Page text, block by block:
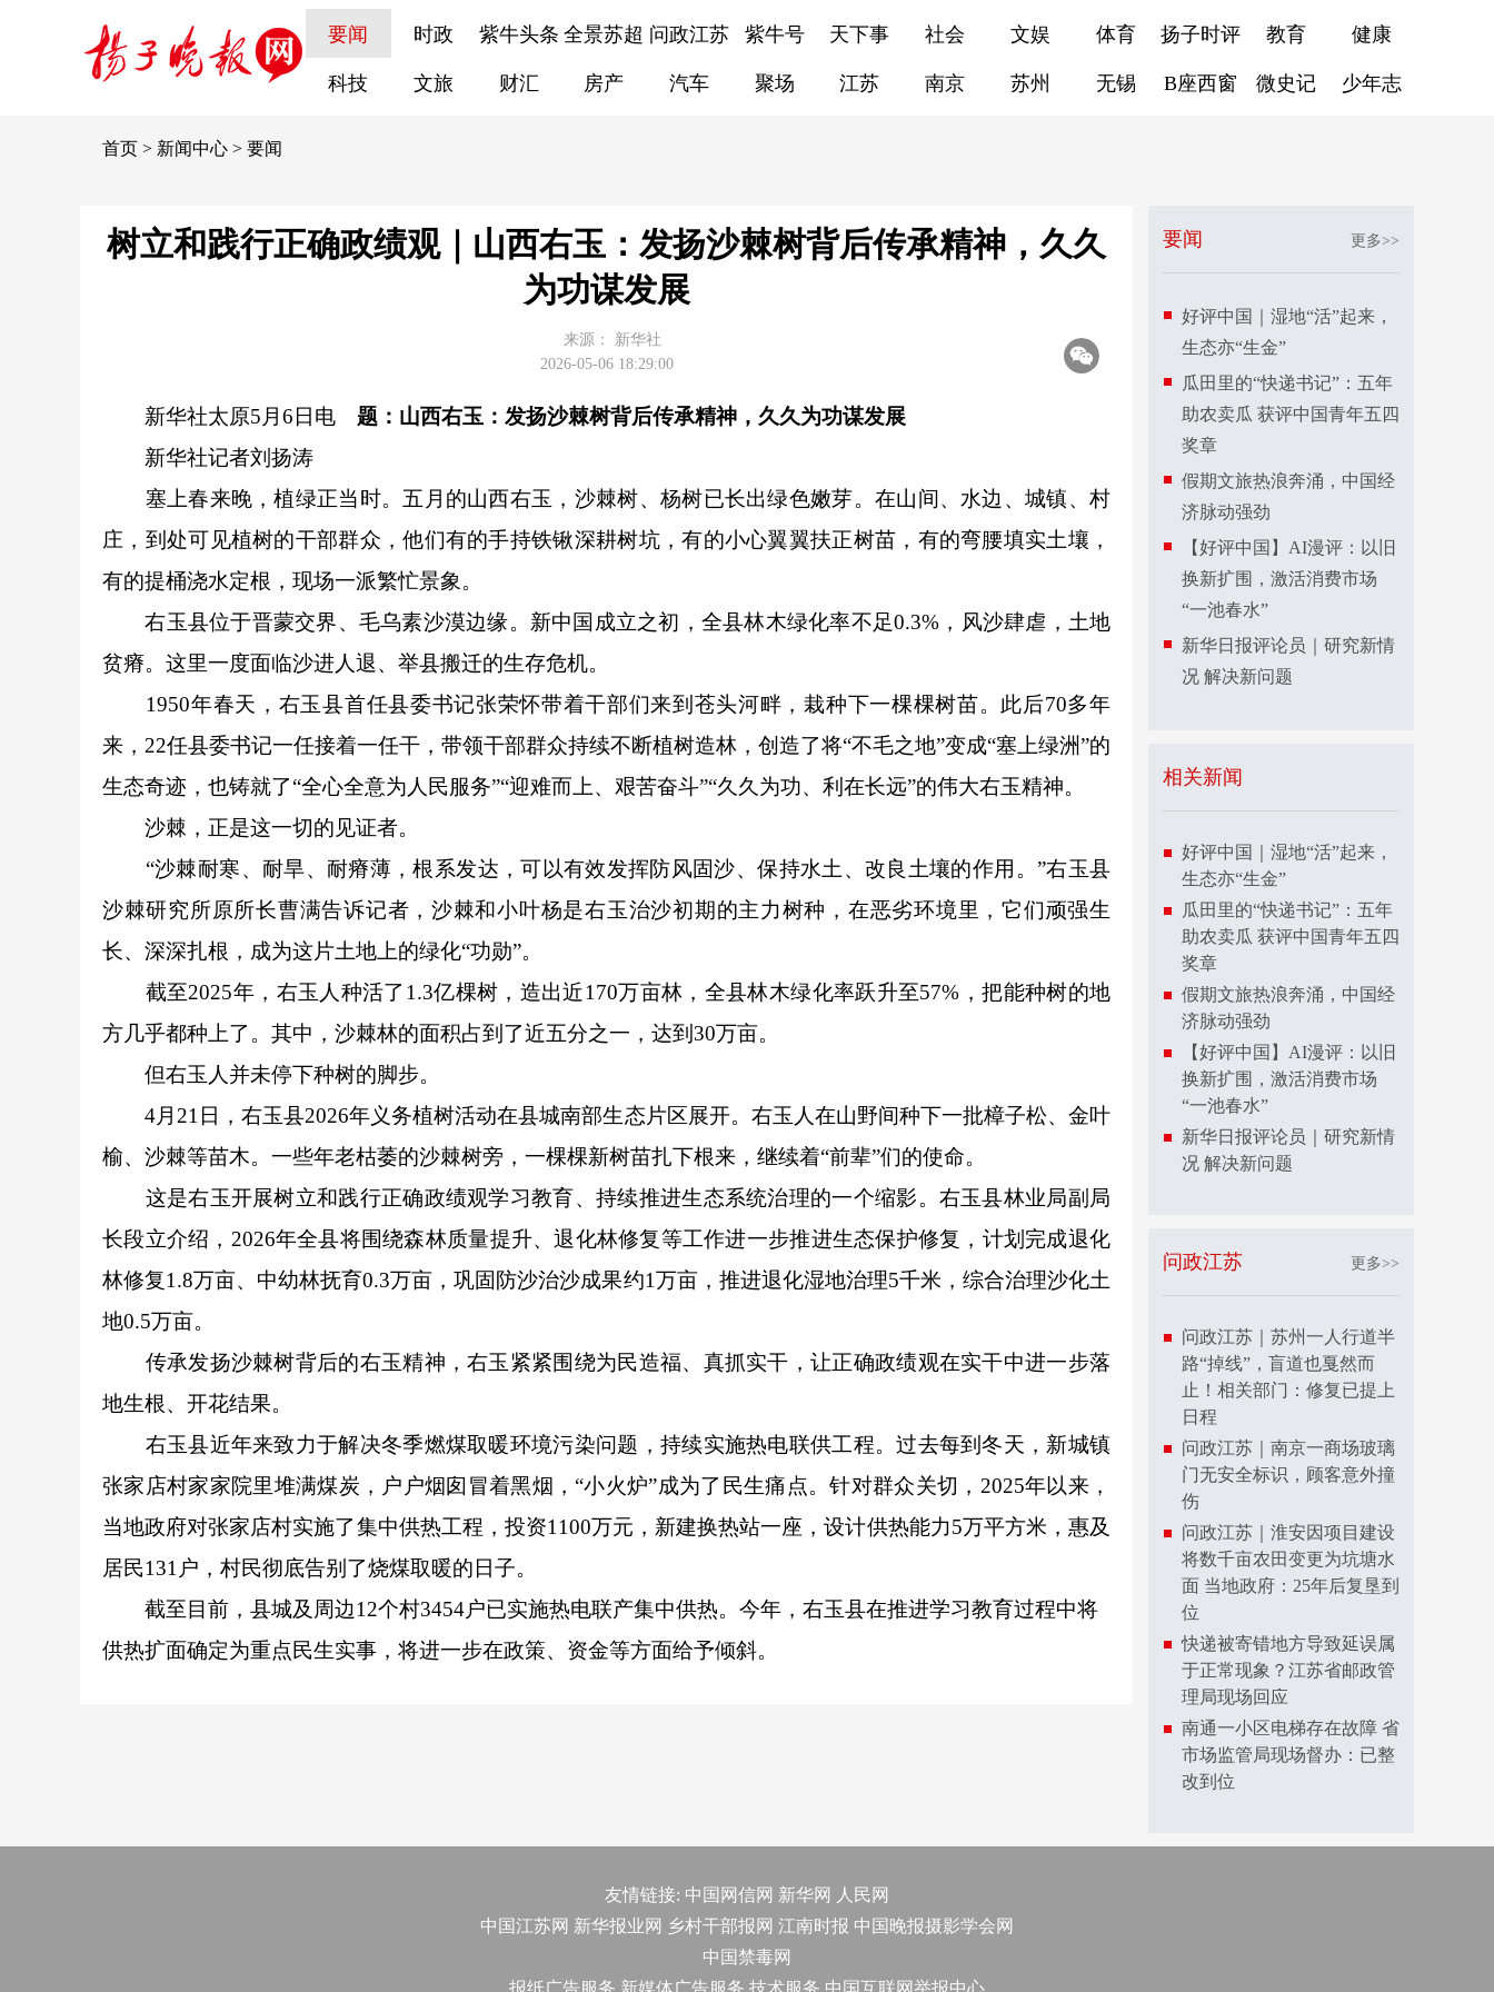
要闻 时政 紫牛头条 全景苏超 问政江苏 紫牛号 天下事 社会 文娱 体育 扬子时评 教育 健康
科技 文旅 财汇 房产 汽车 聚场 江苏 南京 苏州 无锡 B座西窗 微史记 少年志
首页 > 新闻中心 > 要闻
树立和践行正确政绩观｜山西右玉：发扬沙棘树背后传承精神，久久
为功谋发展
来源：
新华社
2026-05-06 18:29:00
新华社太原5月6日电 题：山西右玉：发扬沙棘树背后传承精神，久久为功谋发展
新华社记者刘扬涛
塞上春来晚，植绿正当时。五月的山西右玉，沙棘树、杨树已长出绿色嫩芽。在山间、水边、城镇、村
庄，到处可见植树的干部群众，他们有的手持铁锹深耕树坑，有的小心翼翼扶正树苗，有的弯腰填实土壤，
有的提桶浇水定根，现场一派繁忙景象。
右玉县位于晋蒙交界、毛乌素沙漠边缘。新中国成立之初，全县林木绿化率不足0.3%，风沙肆虐，土地
贫瘠。这里一度面临沙进人退、举县搬迁的生存危机。
1950年春天，右玉县首任县委书记张荣怀带着干部们来到苍头河畔，栽种下一棵棵树苗。此后70多年
来，22任县委书记一任接着一任干，带领干部群众持续不断植树造林，创造了将“不毛之地”变成“塞上绿洲”的
生态奇迹，也铸就了“全心全意为人民服务”“迎难而上、艰苦奋斗”“久久为功、利在长远”的伟大右玉精神。
沙棘，正是这一切的见证者。
“沙棘耐寒、耐旱、耐瘠薄，根系发达，可以有效发挥防风固沙、保持水土、改良土壤的作用。”右玉县
沙棘研究所原所长曹满告诉记者，沙棘和小叶杨是右玉治沙初期的主力树种，在恶劣环境里，它们顽强生
长、深深扎根，成为这片土地上的绿化“功勋”。
截至2025年，右玉人种活了1.3亿棵树，造出近170万亩林，全县林木绿化率跃升至57%，把能种树的地
方几乎都种上了。其中，沙棘林的面积占到了近五分之一，达到30万亩。
但右玉人并未停下种树的脚步。
4月21日，右玉县2026年义务植树活动在县城南部生态片区展开。右玉人在山野间种下一批樟子松、金叶
榆、沙棘等苗木。一些年老枯萎的沙棘树旁，一棵棵新树苗扎下根来，继续着“前辈”们的使命。
这是右玉开展树立和践行正确政绩观学习教育、持续推进生态系统治理的一个缩影。右玉县林业局副局
长段立介绍，2026年全县将围绕森林质量提升、退化林修复等工作进一步推进生态保护修复，计划完成退化
林修复1.8万亩、中幼林抚育0.3万亩，巩固防沙治沙成果约1万亩，推进退化湿地治理5千米，综合治理沙化土
地0.5万亩。
传承发扬沙棘树背后的右玉精神，右玉紧紧围绕为民造福、真抓实干，让正确政绩观在实干中进一步落
地生根、开花结果。
右玉县近年来致力于解决冬季燃煤取暖环境污染问题，持续实施热电联供工程。过去每到冬天，新城镇
张家店村家家院里堆满煤炭，户户烟囱冒着黑烟，“小火炉”成为了民生痛点。针对群众关切，2025年以来，
当地政府对张家店村实施了集中供热工程，投资1100万元，新建换热站一座，设计供热能力5万平方米，惠及
居民131户，村民彻底告别了烧煤取暖的日子。
截至目前，县城及周边12个村3454户已实施热电联产集中供热。今年，右玉县在推进学习教育过程中将
供热扩面确定为重点民生实事，将进一步在政策、资金等方面给予倾斜。
要闻 更多>>
好评中国｜湿地“活”起来，
生态亦“生金”
瓜田里的“快递书记”：五年
助农卖瓜 获评中国青年五四
奖章
假期文旅热浪奔涌，中国经
济脉动强劲
【好评中国】AI漫评：以旧
换新扩围，激活消费市场
“一池春水”
新华日报评论员｜研究新情
况 解决新问题
相关新闻
好评中国｜湿地“活”起来，
生态亦“生金”
瓜田里的“快递书记”：五年
助农卖瓜 获评中国青年五四
奖章
假期文旅热浪奔涌，中国经
济脉动强劲
【好评中国】AI漫评：以旧
换新扩围，激活消费市场
“一池春水”
新华日报评论员｜研究新情
况 解决新问题
问政江苏 更多>>
问政江苏｜苏州一人行道半
路“掉线”，盲道也戛然而
止！相关部门：修复已提上
日程
问政江苏｜南京一商场玻璃
门无安全标识，顾客意外撞
伤
问政江苏｜淮安因项目建设
将数千亩农田变更为坑塘水
面 当地政府：25年后复垦到
位
快递被寄错地方导致延误属
于正常现象？江苏省邮政管
理局现场回应
南通一小区电梯存在故障 省
市场监管局现场督办：已整
改到位
友情链接: 中国网信网 新华网
人民网
中国江苏网 新华报业网 乡村干部报网 江南时报 中国晚报摄影学会网
中国禁毒网
报纸广告服务 新媒体广告服务 技术服务 中国互联网举报中心